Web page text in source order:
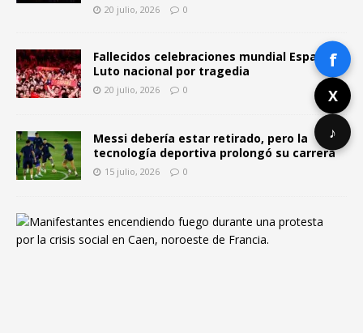
20 julio, 2026 0
Fallecidos celebraciones mundial España:
Luto nacional por tragedia
20 julio, 2026 0
Messi debería estar retirado, pero la
tecnología deportiva prolongó su carrera
15 julio, 2026 0
f
X
♪